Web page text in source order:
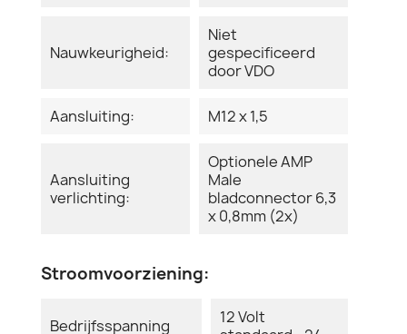
Nauwkeurigheid:
Niet
gespecificeerd
door VDO
Aansluiting: M12 x 1,5
Aansluiting
verlichting:
Optionele AMP
Male
bladconnector 6,3
x 0,8mm (2x)
Stroomvoorziening:
Bedrijfsspanning
12 Volt